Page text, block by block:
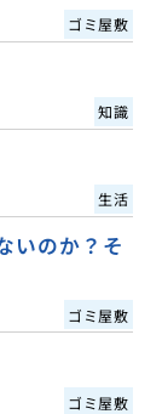
ゴミ屋敷
知識
生活
いのか？そ
ゴミ屋敷
ゴミ屋敷